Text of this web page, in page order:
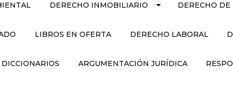
DERECHO INMOBILIARIO DERECHO DE
LIBROS EN OFERTA DERECHO LABORAL
DICCIONARIOS ARGUMENTACIÓN JURÍDICA